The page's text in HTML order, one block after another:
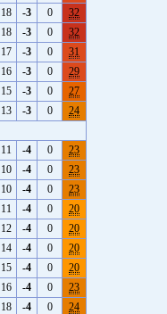
18 -3 0
32
18 -3 0
32
17 -3 0
31
16 -3 0
29
15 -3 0
27
13 -3 0
24
11 -4 0
23
10 -4 0
23
10 -4 0
23
11 -4 0
20
12 -4 0
20
14 -4 0
20
15 -4 0
20
16 -4 0
23
18 -4 0
24